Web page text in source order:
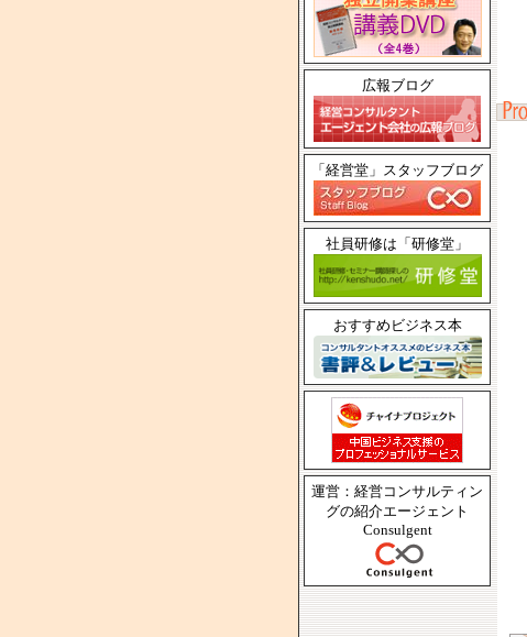
広報ブログ
「経営堂」スタッフブログ
社員研修は「研修堂」
おすすめビジネス本
運営：経営コンサルティン
グの紹介エージェント
Consulgent